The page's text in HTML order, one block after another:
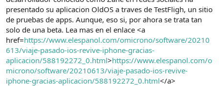
presentado su aplicacion OldOS a traves de TestFligh, un sitio
de pruebas de apps. Aunque, eso si, por ahora se trata tan
solo de una beta. Lea mas en el enlace <a
href=https://www.elespanol.com/omicrono/software/20210
613/viaje-pasado-ios-revive-iphone-gracias-
aplicacion/588192272_0.html>https://www.elespanol.com/o
microno/software/20210613/viaje-pasado-ios-revive-
iphone-gracias-aplicacion/588192272_0.html</a>